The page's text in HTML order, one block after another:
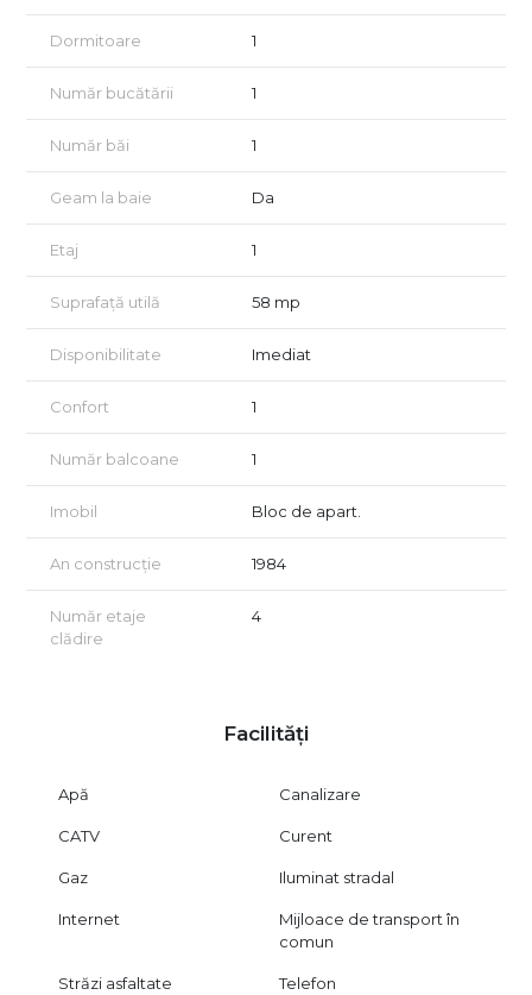
-Supermarketuri și magazine locale
-Școli, grădinițe, spitale
-Lidl
-Non stop
Pentru mai multe detalii sau pentru a programa o vizionare, nu
Dormitoare 1
Număr bucătării 1
Număr băi 1
Geam la baie Da
Etaj 1
Suprafață utilă 58 mp
Disponibilitate Imediat
Confort 1
Număr balcoane 1
Imobil Bloc de apart.
An construcție 1984
Număr etaje
clădire
4
Facilități
Apă Canalizare
CATV Curent
Gaz Iluminat stradal
Internet
Mijloace de transport în
comun
Străzi asfaltate Telefon